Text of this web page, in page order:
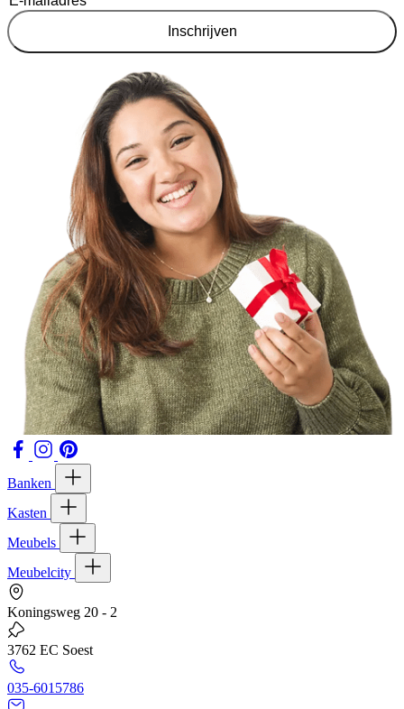
Inschrijven
Banken
Kasten
Meubels
Meubelcity
Koningsweg 20 - 2
3762 EC Soest
035-6015786